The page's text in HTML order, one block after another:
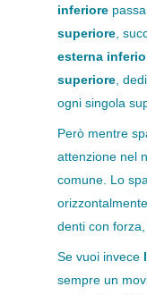
inferiore
superiore ,
esterna
superiore ,
ogni singola
Però mentre
attenzione nel
comune. Lo
denti con forza,
Se vuoi invece
sempre un